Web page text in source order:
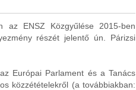
az ENSZ Közgyűlése 2015-ben
részét jelentő ún. Párizsi
Európai Parlament és a Tanács
közzétételekről (a továbbiakban: